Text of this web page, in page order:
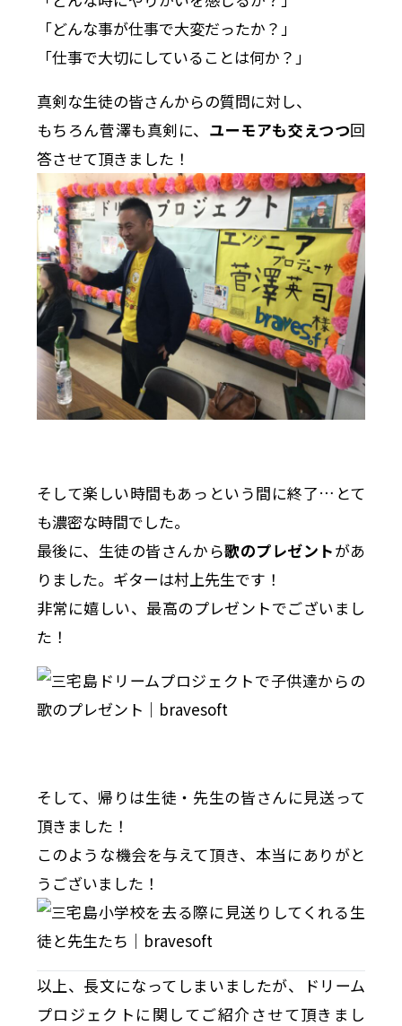
「どんな事が仕事で大変だったか？」
「仕事で大切にしていることは何か？」
真剣な生徒の皆さんからの質問に対し、
もちろん菅澤も真剣に、 ユーモアも交えつつ回
答させて頂きました！
そして楽しい時間もあっという間に終了…とて
も濃密な時間でした。
最後に、生徒の皆さんから歌のプレゼントがあ
りました。ギターは村上先生です！
非常に嬉しい、最高のプレゼントでございまし
た！
そして、帰りは生徒・先生の皆さんに見送って
頂きました！
このような機会を与えて頂き、本当にありがと
うございました！
以上、長文になってしまいましたが、ドリーム
プロジェクトに関してご紹介させて頂きまし